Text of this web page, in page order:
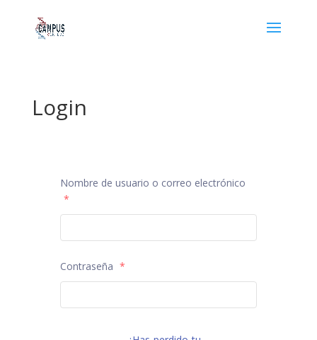
Login
Nombre de usuario o correo electrónico
*
Contraseña *